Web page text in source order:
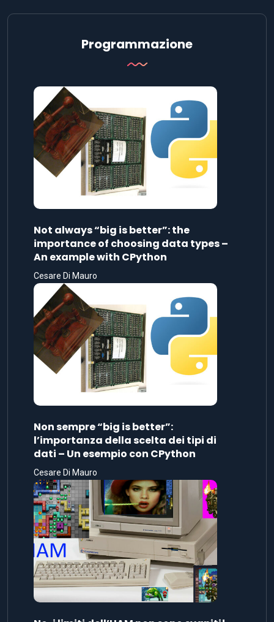
Programmazione
Not always “big is better”: the
importance of choosing data types –
An example with CPython
Cesare Di Mauro
Non sempre “big is better”:
l’importanza della scelta dei tipi di
dati – Un esempio con CPython
Cesare Di Mauro